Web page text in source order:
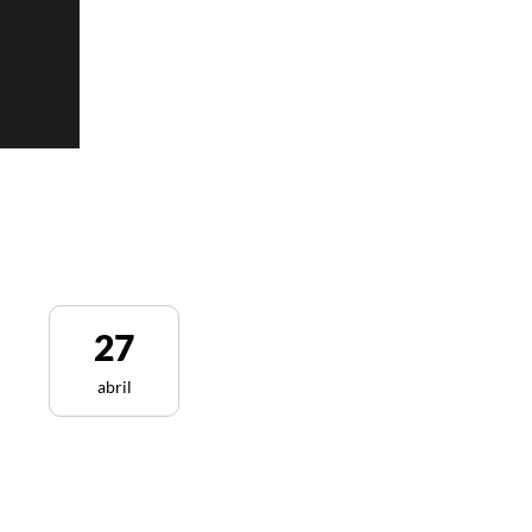
27
abril